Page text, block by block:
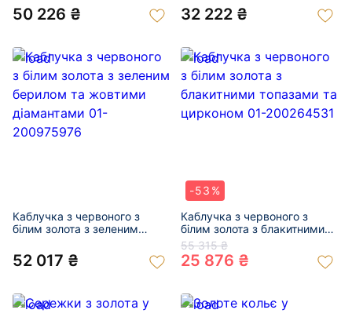
50 226 ₴
діамантами 01-201039473
32 222 ₴
Каблучка з червоного з
білим золота з зеленим
діамантами 01-200975976
52 017 ₴
-53%
Каблучка з червоного з
білим золота з блакитними
топазами та цирконом 01-
200264531
55 315 ₴
25 876 ₴